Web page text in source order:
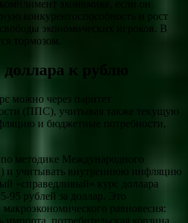
экономике, если он
конкурентоспособность и рост
экономических игроков. В
тормозом.
к рублю
можно через паритет
(ППС), учитывая также текущую
и бюджетные потребности,
методике Международного
и учитывать внутреннюю инфляцию
«справедливый» курс доллара
95 рублей за доллар. Это
равновесия:
импорта, потребительская корзина.